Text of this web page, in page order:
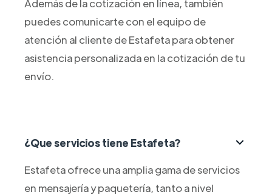
Además de la cotización en línea, también
puedes comunicarte con el equipo de
atención al cliente de Estafeta para obtener
asistencia personalizada en la cotización de tu
envío.
¿Que servicios tiene Estafeta?
Estafeta ofrece una amplia gama de servicios
en mensajería y paquetería, tanto a nivel